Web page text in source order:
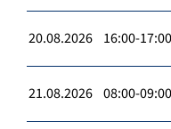
20.08.2026 16:00-17:00
21.08.2026 08:00-09:00